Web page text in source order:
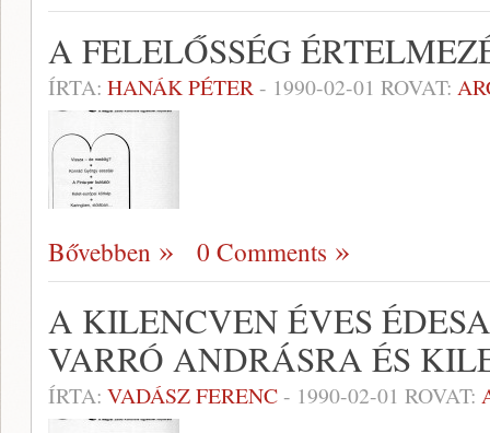
A FELELŐSSÉG
ÍRTA: HANÁK PÉTER- 1990-02-01 ROVAT:
Bővebben 0 Comments
A KILENCVEN ÉVES
VARRÓ ANDRÁSRA ÉS
ÍRTA: VADÁSZ FERENC- 1990-02-01 ROVAT: